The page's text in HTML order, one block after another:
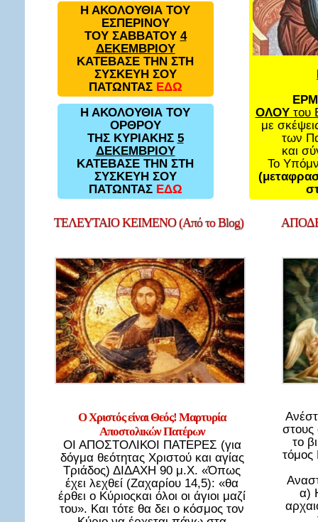
Η ΑΚΟΛΟΥΘΙΑ ΤΟΥ
ΕΣΠΕΡΙΝΟΥ
ΤΟΥ ΣΑΒΒΑΤΟΥ 4
ΔΕΚΕΜΒΡΙΟΥ
ΚΑΤΕΒΑΣΕ ΤΗΝ ΣΤΗ
ΣΥΣΚΕΥΗ ΣΟΥ
ΠΑΤΩΝΤΑΣ ΕΔΩ
Η ΑΚΟΛΟΥΘΙΑ ΤΟΥ
ΟΡΘΡΟΥ
ΤΗΣ ΚΥΡΙΑΚΗΣ 5
ΔΕΚΕΜΒΡΙΟΥ
ΚΑΤΕΒΑΣΕ ΤΗΝ ΣΤΗ
ΣΥΣΚΕΥΗ ΣΟΥ
ΠΑΤΩΝΤΑΣ ΕΔΩ
ΟΛΟΥτου
με
των
και
Το
ΤΕΛΕΥΤΑΙΟΚΕΙΜΕΝΟ (Από το Blog)
Ο Χριστός είναι Θεός! Μαρτυρία
Αποστολικών Πατέρων
ΟΙ ΑΠΟΣΤΟΛΙΚΟΙ ΠΑΤΕΡΕΣ (για
δόγμα θεότητας Χριστού και αγίας
Τριάδος) ΔΙΔΑΧΗ 90 μ.Χ. «Όπως
έχει λεχθεί (Ζαχαρίου 14,5): «θα
έρθει ο Κύριοςκαι όλοι οι άγιοι μαζί
του». Και τότε θα δει ο κόσμος τον
στους
το
α)